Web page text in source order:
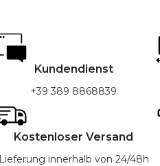
Kundendienst
+39 389 8868839
Kostenloser Versand
innerhalb von 24/48h